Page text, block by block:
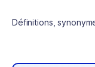
Définitions,